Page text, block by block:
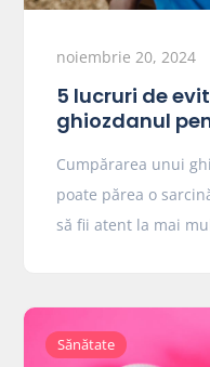
noiembrie 20, 2024
5 lucruri de
ghiozdanul
Cumpărarea unui
poate părea o
să fii atent la mai
Sănătate